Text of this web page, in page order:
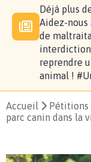
Déjà plus
Aidez-nous
de
reprendre
animal !
Accueil Pétitions
parc canin dans la